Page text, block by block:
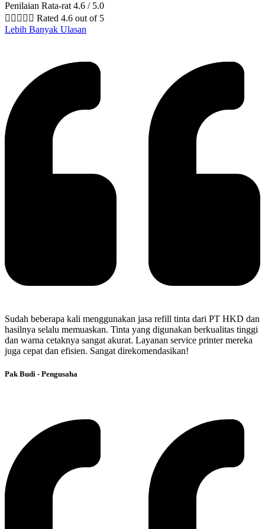
Penilaian Rata-rat 4.6 / 5.0
     Rated 4.6 out of 5
Lebih Banyak Ulasan
Sudah beberapa kali menggunakan jasa refill tinta dari PT HKD dan
hasilnya selalu memuaskan. Tinta yang digunakan berkualitas tinggi
dan warna cetaknya sangat akurat. Layanan service printer mereka
juga cepat dan efisien. Sangat direkomendasikan!
Pak Budi - Pengusaha